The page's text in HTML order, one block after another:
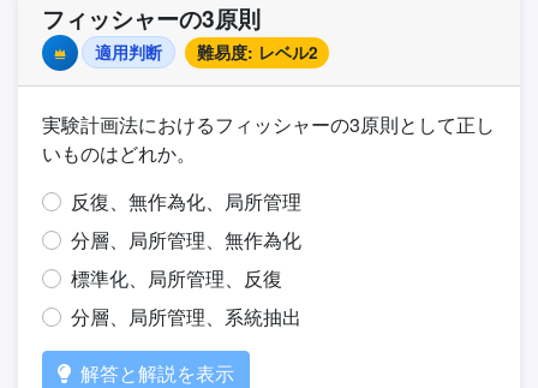
フィッシャーの3原則
Premium適用判断 難易度: レベル2
実験計画法におけるフィッシャーの3原則として正し
いものはどれか。
反復、無作為化、局所管理
分層、局所管理、無作為化
標準化、局所管理、反復
分層、局所管理、系統抽出
解答と解説を表示